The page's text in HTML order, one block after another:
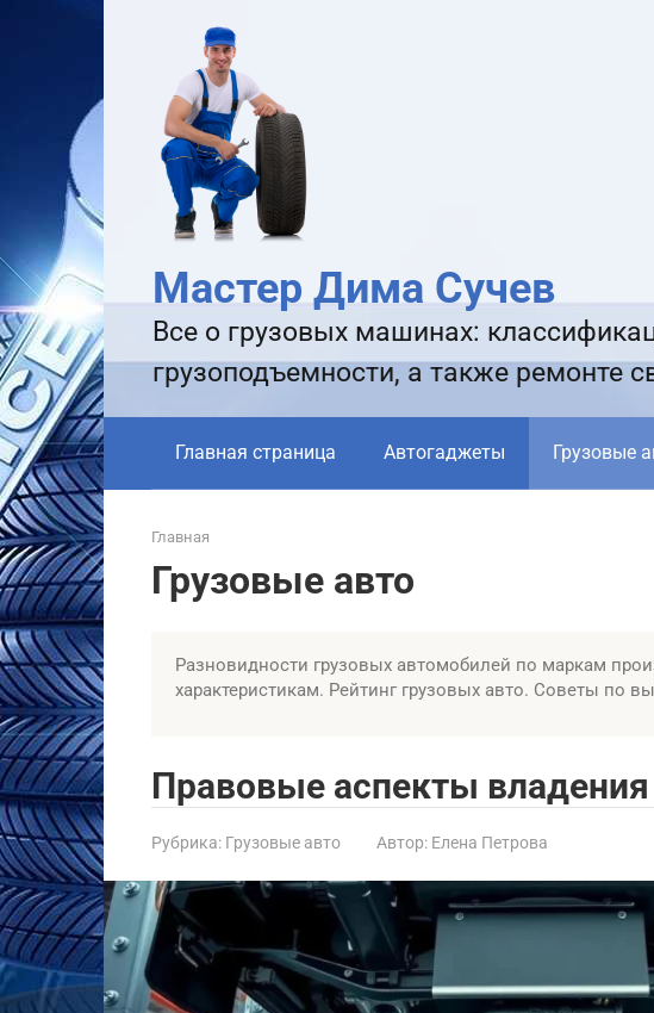
Мастер Дима Сучев
Все о грузовых машинах:
грузоподъемности, а также ремонте
Главная страница Автогаджеты Грузовые
Главная
Грузовые авто
Разновидности грузовых автомобилей по маркам
характеристикам. Рейтинг грузовых авто. Советы по
Правовые аспекты владения
Рубрика: Грузовые авто Автор: Елена Петрова